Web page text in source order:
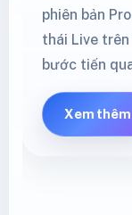
phiên bản
thái Live
bước tiến
Xem thêm